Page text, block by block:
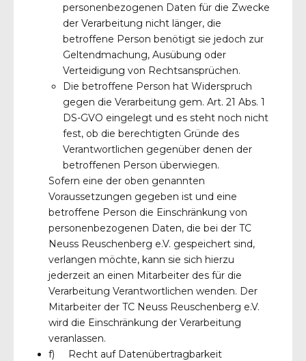
personenbezogenen Daten für die Zwecke
der Verarbeitung nicht länger, die
betroffene Person benötigt sie jedoch zur
Geltendmachung, Ausübung oder
Verteidigung von Rechtsansprüchen.
Die betroffene Person hat Widerspruch
gegen die Verarbeitung gem. Art. 21 Abs. 1
DS-GVO eingelegt und es steht noch nicht
fest, ob die berechtigten Gründe des
Verantwortlichen gegenüber denen der
betroffenen Person überwiegen.
Sofern eine der oben genannten
Voraussetzungen gegeben ist und eine
betroffene Person die Einschränkung von
personenbezogenen Daten, die bei der TC
Neuss Reuschenberg e.V. gespeichert sind,
verlangen möchte, kann sie sich hierzu
jederzeit an einen Mitarbeiter des für die
Verarbeitung Verantwortlichen wenden. Der
Mitarbeiter der TC Neuss Reuschenberg e.V.
wird die Einschränkung der Verarbeitung
veranlassen.
f) Recht auf Datenübertragbarkeit